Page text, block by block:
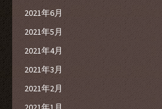
2021年6月
2021年5月
2021年4月
2021年3月
2021年2月